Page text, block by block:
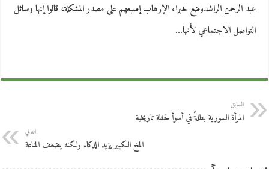
عبد الرحمن الراشدوضع خبراء الإرهاب إصبعهم على مصدر المشكلة، قالوا إنها وسائل
التواصل الاجتماعي لأنها…
السابق
المرأة السورية بطلةً في أسوأ لحظة تاريخية
التالي
المخ الكبير يزيد الذكاء ولكنه يضعف المناعة